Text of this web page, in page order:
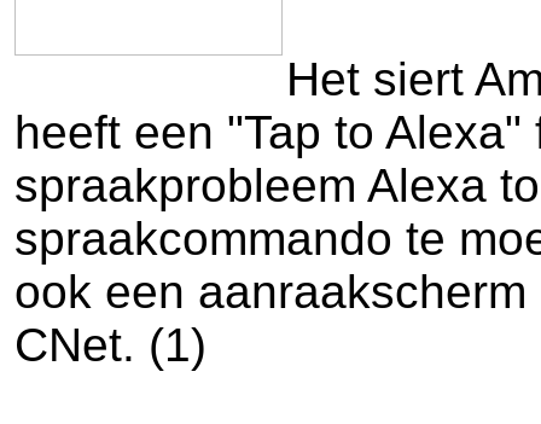
Het siert
heeft een "Tap to
spraakprobleem Alexa
spraakcommando te
ook een
CNet. (1)